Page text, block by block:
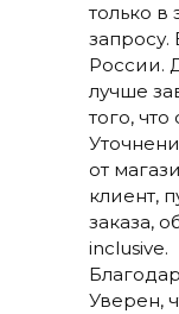
только в
запросу.
России.
лучше
того,
от
клиент,
заказа,
inclusive.
Уверен,